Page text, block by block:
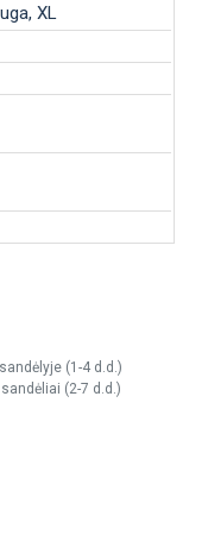
XL
(1-4 d.d.)
(2-7 d.d.)